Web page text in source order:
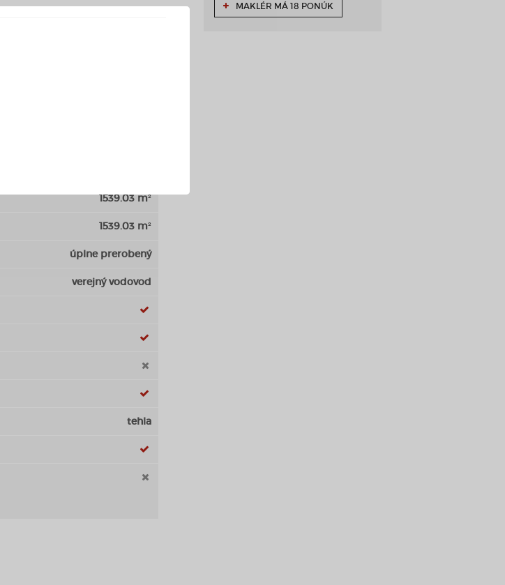
1539.03 m²
1539.03 m²
úplne prerobený
verejný vodovod
tehla
MAKLÉR MÁ 18 PONÚK